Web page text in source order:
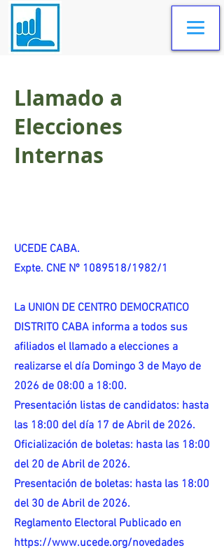
Llamado a
Elecciones
Internas
UCEDE CABA.
Expte. CNE Nº 1089518/1982/1
La UNION DE CENTRO DEMOCRATICO
DISTRITO CABA informa a todos sus
afiliados el llamado a elecciones a
realizarse el día Domingo 3 de Mayo de
2026 de 08:00 a 18:00.
Presentación listas de candidatos: hasta
las 18:00 del día 17 de Abril de 2026.
Oficialización de boletas: hasta las 18:00
del 20 de Abril de 2026.
Presentación de boletas: hasta las 18:00
del 30 de Abril de 2026.
Reglamento Electoral Publicado en
https://www.ucede.org/novedades